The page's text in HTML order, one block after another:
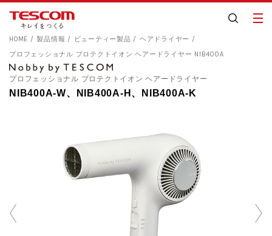
HOME 製品情報 ビューティー製品
ヘアドライヤー
プロフェッショナル プロテクトイオン ヘアードライヤー NIB400A
プロフェッショナル プロテクトイオン ヘアードライヤー
NIB400A-W、NIB400A-H、NIB400A-K